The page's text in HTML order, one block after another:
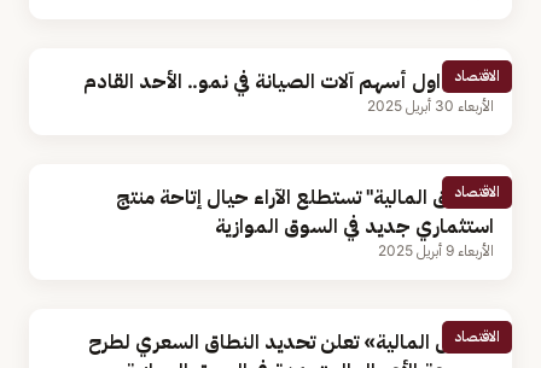
الاقتصاد
بدء تداول أسهم آلات الصيانة في نمو.. الأحد القادم
الأربعاء 30 أبريل 2025
الاقتصاد
"السوق المالية" تستطلع الآراء حيال إتاحة منتج
استثماري جديد في السوق الموازية
الأربعاء 9 أبريل 2025
الاقتصاد
«أموال المالية» تعلن تحديد النطاق السعري لطرح